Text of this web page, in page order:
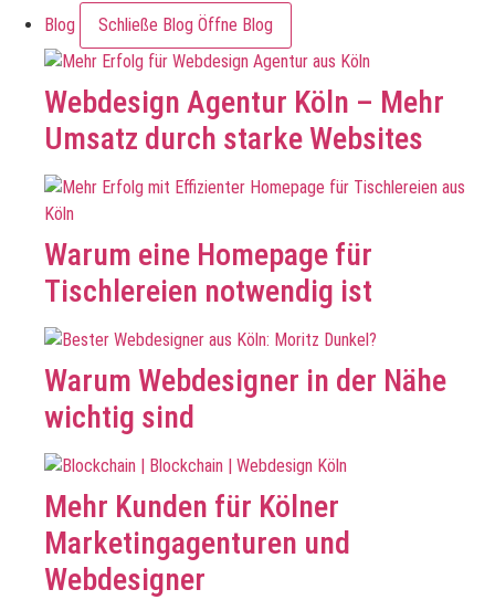
Blog Schließe Blog Öffne Blog
Webdesign Agentur Köln – Mehr
Umsatz durch starke Websites
Warum eine Homepage für
Tischlereien notwendig ist
Warum Webdesigner in der Nähe
wichtig sind
Mehr Kunden für Kölner
Marketingagenturen und
Webdesigner